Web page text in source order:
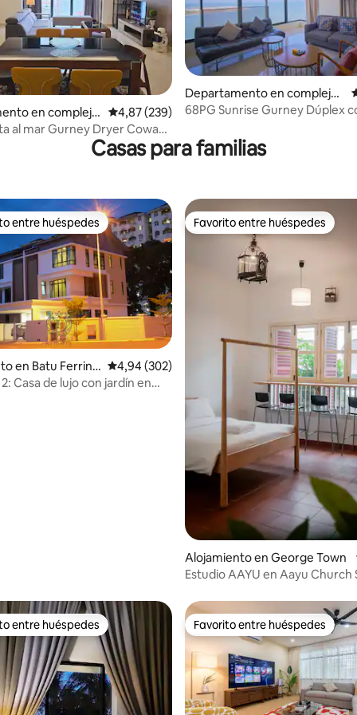
de 5. 660 evaluaciones
en complejo
en Tanjung Toko
Calificación promedio: 4,87 de 5. 239
4,87 (239)
al mar Gurney Dryer Coway
Departamento en complejo r
esidencial en George Town
68PG Sunrise Gurney Dúplex
Casas para familias
de 5. 139 evaluaciones
los huéspedes más destacados
entre huéspedes
en Batu Ferring Calificación promedio: 4,94 de 5. 302
4,94 (302)
Casa de lujo con jardín en
Favorito entre huéspedes
Favorito entre huéspedes
Alojamiento en George Town
Estudio AAYU en Aayu Church
los huéspedes más destacados
entre huéspedes Favorito entre huéspedes
Favorito entre huéspedes